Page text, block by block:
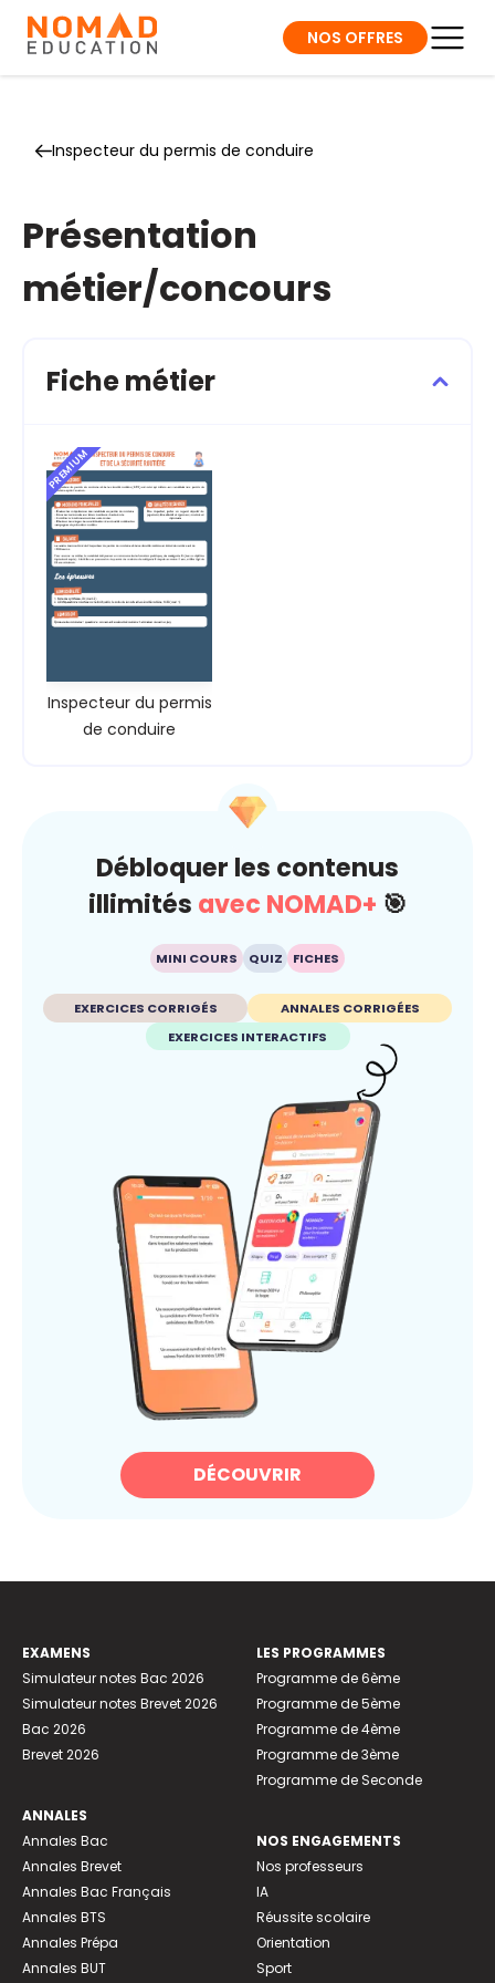
NOS OFFRES
Inspecteur du permis de conduire
Présentation
métier/concours
Fiche métier
PREMIUM
Inspecteur du permis
de conduire
Débloquer les contenus
illimités avec NOMAD+ 🎯
MINI COURS QUIZ FICHES
EXERCICES CORRIGÉS
ANNALES CORRIGÉES
EXERCICES INTERACTIFS
DÉCOUVRIR
EXAMENS
Simulateur notes Bac 2026
Simulateur notes Brevet 2026
Bac 2026
Brevet 2026
ANNALES
Annales Bac
Annales Brevet
Annales Bac Français
Annales BTS
Annales Prépa
Annales BUT
LES PROGRAMMES
Programme de 6ème
Programme de 5ème
Programme de 4ème
Programme de 3ème
Programme de Seconde
NOS ENGAGEMENTS
Nos professeurs
IA
Réussite scolaire
Orientation
Sport